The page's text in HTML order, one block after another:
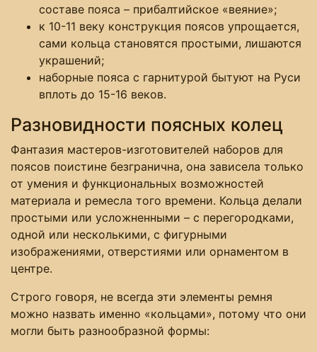
составе пояса – прибалтийское «веяние»;
к 10-11 веку конструкция поясов упрощается,
сами кольца становятся простыми, лишаются
украшений;
наборные пояса с гарнитурой бытуют на Руси
вплоть до 15-16 веков.
Разновидности поясных колец
Фантазия мастеров-изготовителей наборов для
поясов поистине безгранична, она зависела только
от умения и функциональных возможностей
материала и ремесла того времени. Кольца делали
простыми или усложненными – с перегородками,
одной или несколькими, с фигурными
изображениями, отверстиями или орнаментом в
центре.
Строго говоря, не всегда эти элементы ремня
можно назвать именно «кольцами», потому что они
могли быть разнообразной формы: